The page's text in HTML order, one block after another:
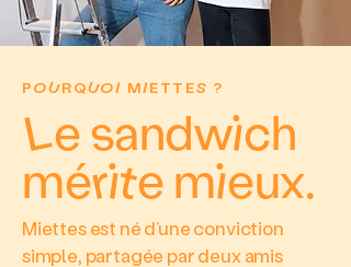
POURQUOI MIETTES ?
Le sandwich
mérite mieux.
Miettes est né d’une conviction
simple, partagée par deux amis